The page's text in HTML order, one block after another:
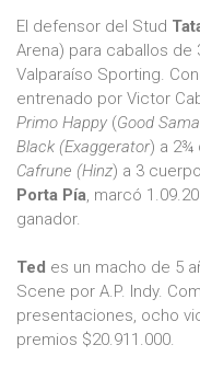
El defensor del Stud
Arena) para caballos de
Valparaíso Sporting.
entrenado por Victor
Primo Happy (Good
Black (Exaggerator) a 2¾
Cafrune (Hinz) a 3
Porta Pía, marcó
ganador.
Ted es un macho de 5
Scene por A.P. Indy.
presentaciones, ocho
premios $20.911.000.